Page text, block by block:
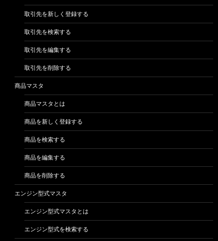
取引先を新しく登録する
取引先を検索する
取引先を編集する
取引先を削除する
商品マスタ
商品マスタとは
商品を新しく登録する
商品を検索する
商品を編集する
商品を削除する
エンジン型式マスタ
エンジン型式マスタとは
エンジン型式を検索する